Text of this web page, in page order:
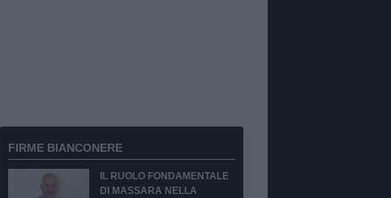
FIRME BIANCONERE
IL RUOLO FONDAMENTALE
DI MASSARA NELLA